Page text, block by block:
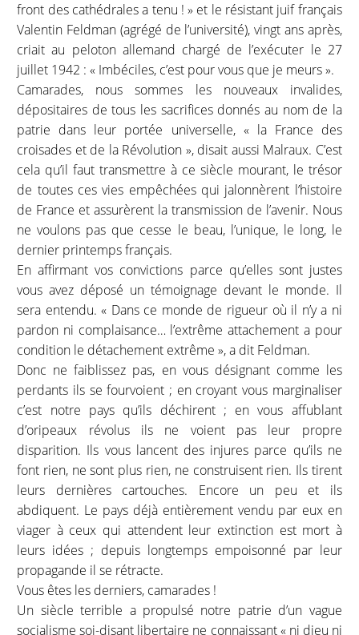
front des cathédrales a tenu ! » et le résistant juif français
Valentin Feldman (agrégé de l’université), vingt ans après,
criait au peloton allemand chargé de l’exécuter le 27
juillet 1942 : « Imbéciles, c’est pour vous que je meurs ».
Camarades, nous sommes les nouveaux invalides,
dépositaires de tous les sacrifices donnés au nom de la
patrie dans leur portée universelle, « la France des
croisades et de la Révolution », disait aussi Malraux. C’est
cela qu’il faut transmettre à ce siècle mourant, le trésor
de toutes ces vies empêchées qui jalonnèrent l’histoire
de France et assurèrent la transmission de l’avenir. Nous
ne voulons pas que cesse le beau, l’unique, le long, le
dernier printemps français.
En affirmant vos convictions parce qu’elles sont justes
vous avez déposé un témoignage devant le monde. Il
sera entendu. « Dans ce monde de rigueur où il n’y a ni
pardon ni complaisance… l’extrême attachement a pour
condition le détachement extrême », a dit Feldman.
Donc ne faiblissez pas, en vous désignant comme les
perdants ils se fourvoient ; en croyant vous marginaliser
c’est notre pays qu’ils déchirent ; en vous affublant
d’oripeaux révolus ils ne voient pas leur propre
disparition. Ils vous lancent des injures parce qu’ils ne
font rien, ne sont plus rien, ne construisent rien. Ils tirent
leurs dernières cartouches. Encore un peu et ils
abdiquent. Le pays déjà entièrement vendu par eux en
viager à ceux qui attendent leur extinction est mort à
leurs idées ; depuis longtemps empoisonné par leur
propagande il se rétracte.
Vous êtes les derniers, camarades !
Un siècle terrible a propulsé notre patrie d’un vague
socialisme soi-disant libertaire ne connaissant « ni dieu ni